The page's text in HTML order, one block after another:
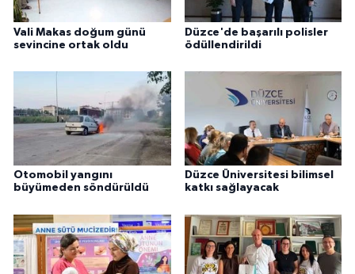
Vali Makas doğum günü
sevincine ortak oldu
Düzce'de başarılı polisler
ödüllendirildi
Otomobil yangını
büyümeden söndürüldü
Düzce Üniversitesi bilimsel
katkı sağlayacak